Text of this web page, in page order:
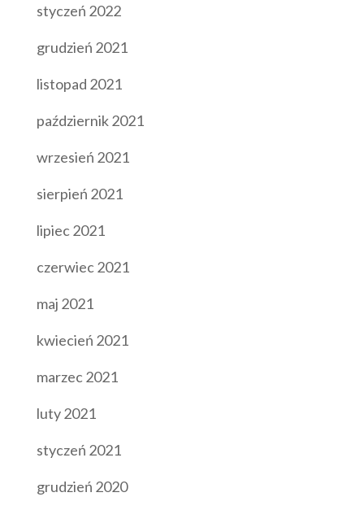
styczeń 2022
grudzień 2021
listopad 2021
październik 2021
wrzesień 2021
sierpień 2021
lipiec 2021
czerwiec 2021
maj 2021
kwiecień 2021
marzec 2021
luty 2021
styczeń 2021
grudzień 2020